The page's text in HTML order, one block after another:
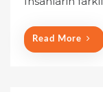
Read More